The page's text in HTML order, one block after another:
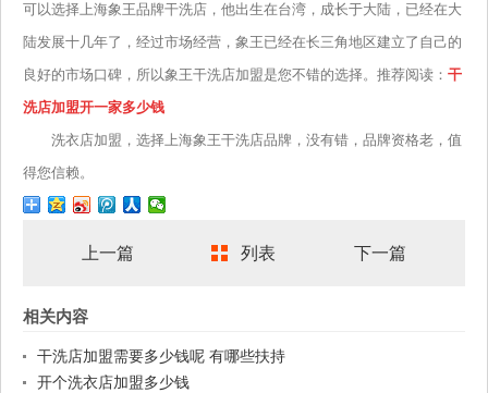
可以选择上海象王品牌干洗店，他出生在台湾，成长于大陆，已经在大
陆发展十几年了，经过市场经营，象王已经在长三角地区建立了自己的
良好的市场口碑，所以象王干洗店加盟是您不错的选择。推荐阅读： 干
洗店加盟开一家多少钱
洗衣店加盟，选择上海象王干洗店品牌，没有错，品牌资格老，值
得您信赖。
上一篇 列表 下一篇
相关内容
干洗店加盟需要多少钱呢 有哪些扶持
开个洗衣店加盟多少钱